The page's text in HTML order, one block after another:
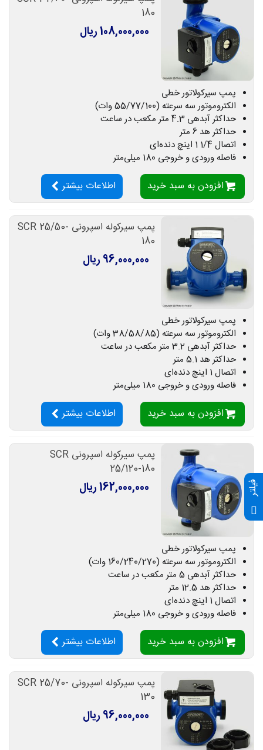
180
108,000,000 ریال
پمپ سیرکولاتور خطی
الکتروموتور سه سرعته (55/77/100 وات)
حداکثر آبدهی 4.3 متر مکعب در ساعت
حداکثر هد 6 متر
اتصال 1/4 1 اینچ دنده‌ای
فاصله ورودی و خروجی 180 میلی‌متر
افزودن به سبد خرید اطلاعات بیشتر
پمپ سیرکوله اسپرونی SCR 25/50-
180
96,000,000 ریال
پمپ سیرکولاتور خطی
الکتروموتور سه سرعته (38/58/85 وات)
حداکثر آبدهی 3.2 متر مکعب در ساعت
حداکثر هد 5.1 متر
اتصال 1 اینچ دنده‌ای
فاصله ورودی و خروجی 180 میلی‌متر
افزودن به سبد خرید اطلاعات بیشتر
پمپ سیرکوله اسپرونی SCR
25/120-180
162,000,000 ریال
پمپ سیرکولاتور خطی
الکتروموتور سه سرعته (160/240/270 وات)
حداکثر آبدهی 5 متر مکعب در ساعت
حداکثر هد 12.5 متر
اتصال 1 اینچ دنده‌ای
فاصله ورودی و خروجی 180 میلی‌متر
افزودن به سبد خرید اطلاعات بیشتر
پمپ سیرکوله اسپرونی SCR 25/70-
130
96,000,000 ریال
فیلتر